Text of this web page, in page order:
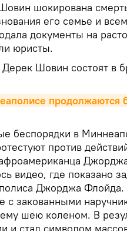
шокирована
его семье и
документы на
юристы.
Шовин состоят в
продолжаются
беспорядки в
против
видео, где показано
Джорджа Флойда.
с закованными
шею коленом. В